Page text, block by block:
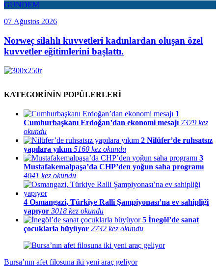
GÜNDEM
07 Ağustos 2026
Norweç silahlı kuvvetleri kadınlardan oluşan özel
kuvvetler eğitimlerini başlattı.
KATEGORİNİN POPÜLERLERİ
1
Cumhurbaşkanı Erdoğan’dan ekonomi mesajı 7379 kez
okundu
2 Nilüfer’de ruhsatsız
yapılara yıkım 5160 kez okundu
3
Mustafakemalpaşa’da CHP’den yoğun saha programı
4041 kez okundu
4 Osmangazi, Türkiye Ralli Şampiyonası’na ev sahipliği
yapıyor 3018 kez okundu
5 İnegöl’de sanat
çocuklarla büyüyor 2732 kez okundu
Bursa’nın afet filosuna iki yeni araç geliyor